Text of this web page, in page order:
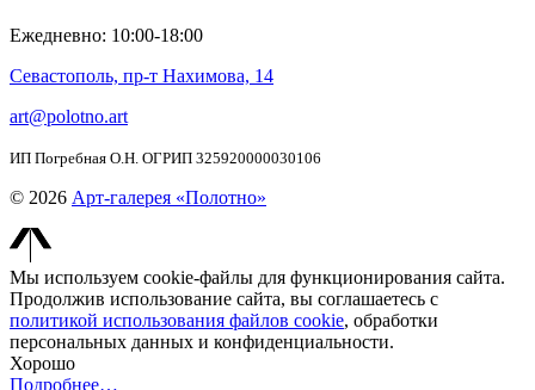
Ежедневно: 10:00-18:00
Севастополь, пр-т Нахимова, 14
art@polotno.art
ИП Погребная О.Н. ОГРИП 325920000030106
© 2026 Арт-галерея «Полотно»
Мы используем cookie-файлы для функционирования сайта.
Продолжив использование сайта, вы соглашаетесь с
политикой использования файлов cookie, обработки
персональных данных и конфиденциальности.
Хорошо
Подробнее…